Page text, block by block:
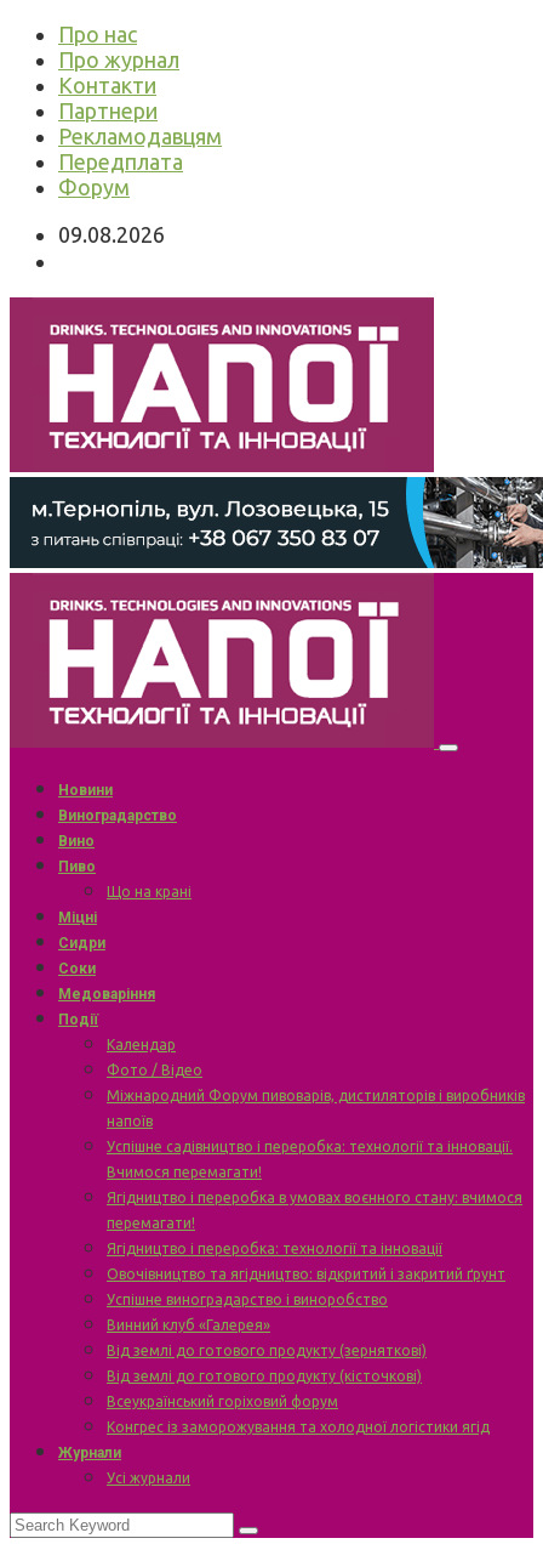
Про нас
Про журнал
Контакти
Партнери
Рекламодавцям
Передплата
Форум
09.08.2026
Новини
Виноградарство
Вино
Пиво
Що на крані
Міцні
Сидри
Соки
Медоваріння
Події
Календар
Фото / Відео
Міжнародний Форум пивоварів, дистиляторів і виробників
напоїв
Успішне садівництво і переробка: технології та інновації.
Вчимося перемагати!
Ягідництво і переробка в умовах воєнного стану: вчимося
перемагати!
Ягідництво і переробка: технології та інновації
Овочівництво та ягідництво: відкритий і закритий ґрунт
Успішне виноградарство і виноробство
Винний клуб «Галерея»
Від землі до готового продукту (зерняткові)
Від землі до готового продукту (кісточкові)
Всеукраїнський горіховий форум
Конгрес із заморожування та холодної логістики ягід
Журнали
Усі журнали